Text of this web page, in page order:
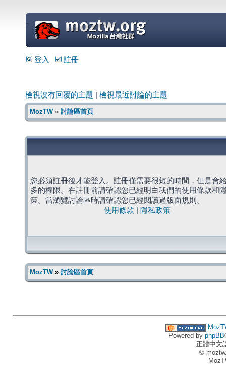
=
登入 註冊
檢視沒有回覆的主題 檢視最近討論的主題
MozTW» 討論區首頁
您必須註冊後才能登入。註冊僅需要很短的時間，但是會
多的權限。在註冊前請確認您已經明白我們的使用條款和
策。當瀏覽討論區時請確認您已經閱讀過版面規則。
使用條款
隱私政策
MozTW» 討論區首頁
Powered by phpBB
正體中文
©